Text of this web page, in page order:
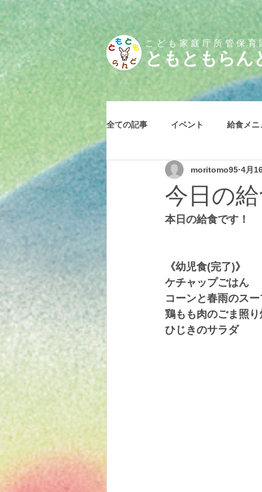
こども家庭庁所管保育
ともともらん
全ての記事 イベント 給食メニ
今日の
moritomo95 4月
本日の給食です！
《幼児食(完了)》
ケチャップごはん
コーンと春雨のスー
鶏もも肉のごま照り
ひじきのサラダ